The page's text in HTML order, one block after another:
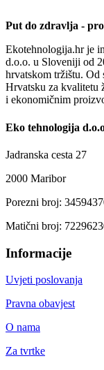
Put do zdravlja -
Ekotehnologija.hr je
d.o.o. u Sloveniji od
hrvatskom tržištu. Od
Hrvatsku za kvalitetu
i ekonomičnim
Eko tehnologija
Jadranska cesta 27
2000 Maribor
Porezni broj:
Matični broj:
Informacije
Uvjeti poslovanja
Pravna obavjest
O nama
Za tvrtke